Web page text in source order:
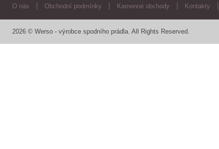
O nás Obchodní podmínky Kamenné obchody Kontakty
2026 © Werso - výrobce spodního prádla. All Rights Reserved.